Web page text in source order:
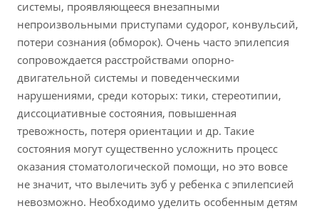
системы, проявляющееся внезапными
непроизвольными приступами судорог, конвульсий,
потери сознания (обморок). Очень часто эпилепсия
сопровождается расстройствами опорно-
двигательной системы и поведенческими
нарушениями, среди которых: тики, стереотипии,
диссоциативные состояния, повышенная
тревожность, потеря ориентации и др. Такие
состояния могут существенно усложнить процесс
оказания стоматологической помощи, но это вовсе
не значит, что вылечить зуб у ребенка с эпилепсией
невозможно. Необходимо уделить особенным детям